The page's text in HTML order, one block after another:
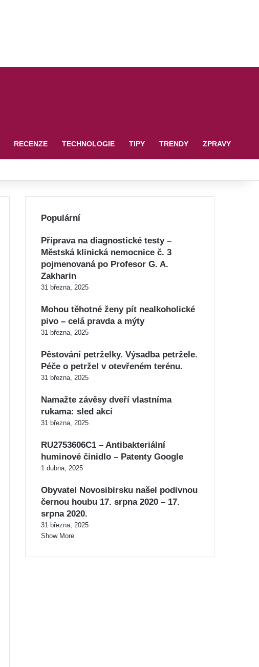
RECENZE TECHNOLOGIE TIPY TRENDY ZPRAVY
Populární
Příprava na diagnostické testy –
Městská klinická nemocnice č. 3
pojmenovaná po Profesor G. A.
Zakharin
31 března, 2025
Mohou těhotné ženy pít nealkoholické
pivo – celá pravda a mýty
31 března, 2025
Pěstování petrželky. Výsadba petržele.
Péče o petržel v otevřeném terénu.
31 března, 2025
Namažte závěsy dveří vlastníma
rukama: sled akcí
31 března, 2025
RU2753606C1 – Antibakteriální
huminové činidlo – Patenty Google
1 dubna, 2025
Obyvatel Novosibirsku našel podivnou
černou houbu 17. srpna 2020 – 17.
srpna 2020.
31 března, 2025
Show More